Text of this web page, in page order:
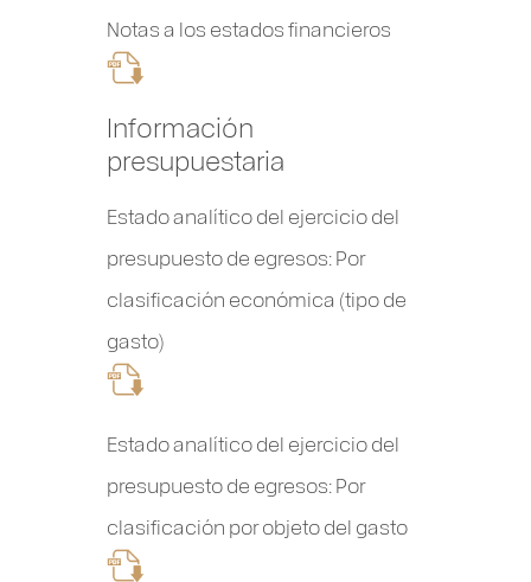
Notas a los estados financieros
Información
presupuestaria
Estado analítico del ejercicio del
presupuesto de egresos: Por
clasificación económica (tipo de
gasto)
Estado analítico del ejercicio del
presupuesto de egresos: Por
clasificación por objeto del gasto